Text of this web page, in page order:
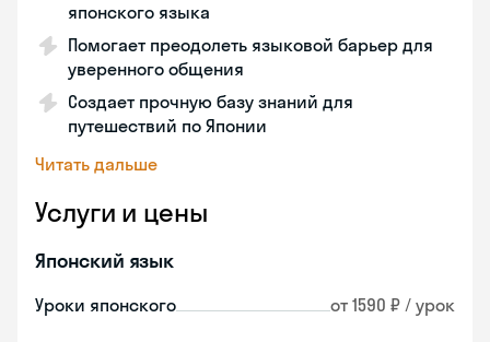
японского языка
Помогает преодолеть языковой барьер для
уверенного общения
Создает прочную базу знаний для
путешествий по Японии
Читать дальше
Услуги и цены
Японский язык
Уроки японского от 1590 ₽ / урок